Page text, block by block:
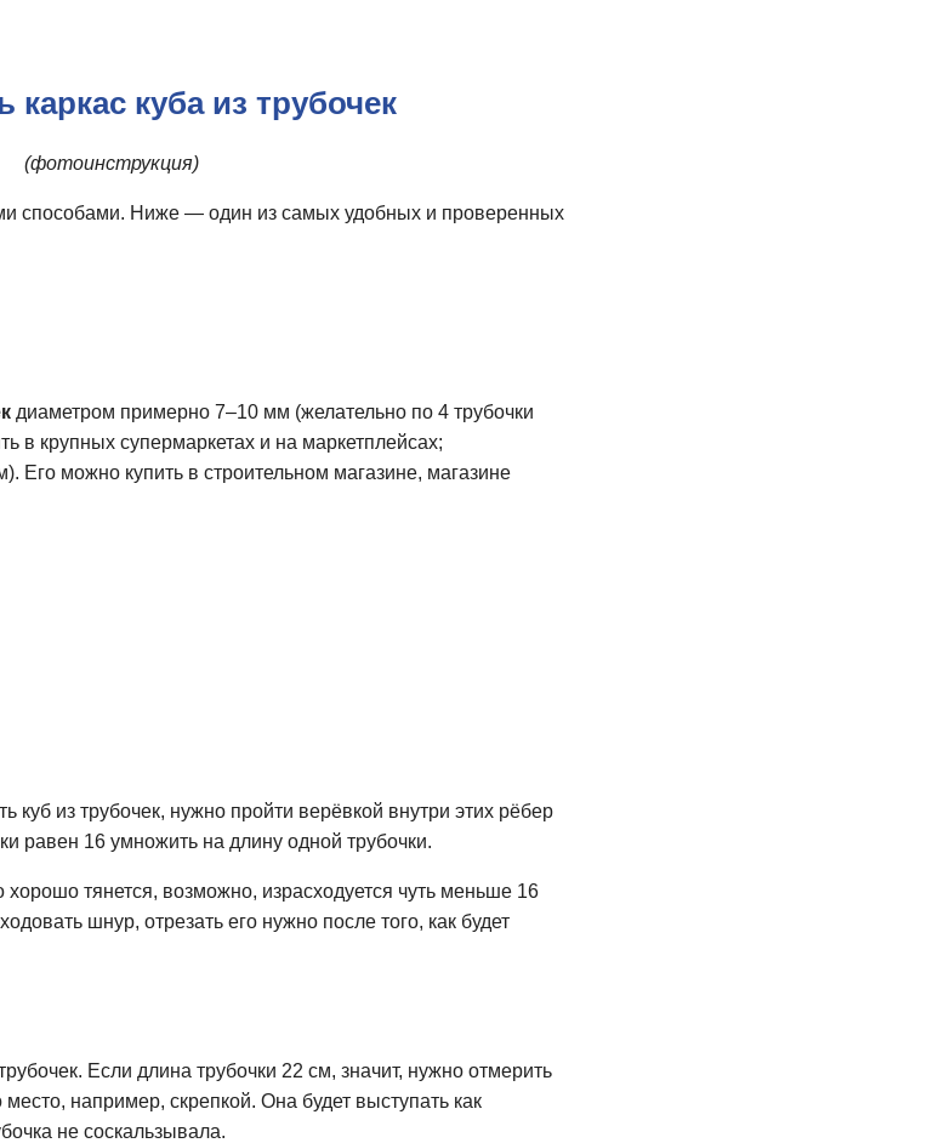
каркас куба из трубочек
(фотоинструкция)
способами. Ниже — один из самых удобных и проверенных
диаметром примерно 7–10 мм (желательно по 4 трубочки
в крупных супермаркетах и на маркетплейсах;
Его можно купить в строительном магазине, магазине
куб из трубочек, нужно пройти верёвкой внутри этих рёбер
равен 16 умножить на длину одной трубочки.
тянется, возможно, израсходуется чуть меньше 16
шнур, отрезать его нужно после того, как будет
Если длина трубочки 22 см, значит, нужно отмерить
например, скрепкой. Она будет выступать как
не соскальзывала.